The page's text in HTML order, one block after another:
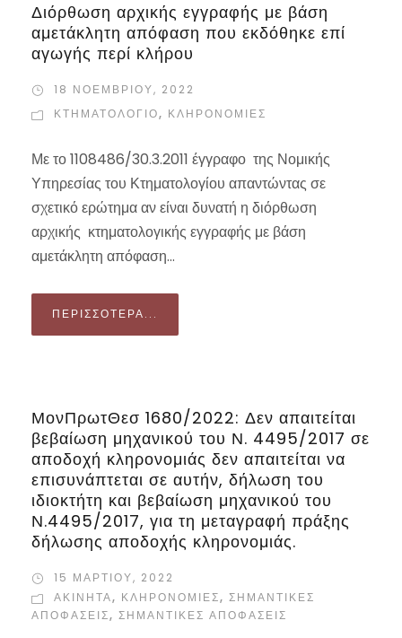
Διόρθωση αρχικής εγγραφής με βάση
αμετάκλητη απόφαση που εκδόθηκε επί
αγωγής περί κλήρου
18 ΝΟΕΜΒΡΊΟΥ, 2022
ΚΤΗΜΑΤΟΛΟΓΙΟ, ΚΛΗΡΟΝΟΜΙΕΣ
Με το 1108486/30.3.2011 έγγραφο της Νομικής
Υπηρεσίας του Κτηματολογίου απαντώντας σε
σχετικό ερώτημα αν είναι δυνατή η διόρθωση
αρχικής κτηματολογικής εγγραφής με βάση
αμετάκλητη απόφαση...
ΠΕΡΙΣΣΌΤΕΡΑ...
ΜονΠρωτΘεσ 1680/2022: Δεν απαιτείται
βεβαίωση μηχανικού του Ν. 4495/2017 σε
αποδοχή κληρονομιάς δεν απαιτείται να
επισυνάπτεται σε αυτήν, δήλωση του
ιδιοκτήτη και βεβαίωση μηχανικού του
Ν.4495/2017, για τη μεταγραφή πράξης
δήλωσης αποδοχής κληρονομιάς.
15 ΜΑΡΤΊΟΥ, 2022
ΑΚΙΝΗΤΑ, ΚΛΗΡΟΝΟΜΙΕΣ, ΣΗΜΑΝΤΙΚΈΣ
ΑΠΟΦΆΣΕΙΣ, ΣΗΜΑΝΤΙΚΈΣ ΑΠΟΦΆΣΕΙΣ